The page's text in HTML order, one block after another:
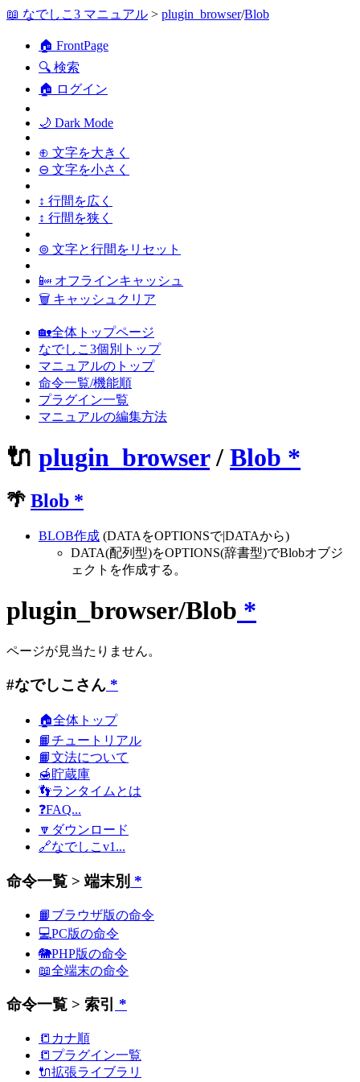
📖 なでしこ3 マニュアル > plugin_browser/Blob
🏠 FrontPage
🔍 検索
🏠 ログイン
🌙 Dark Mode
⊕ 文字を大きく
⊖ 文字を小さく
↕ 行間を広く
↕ 行間を狭く
⊚ 文字と行間をリセット
📴 オフラインキャッシュ
🗑 キャッシュクリア
🏡全体トップページ
なでしこ3個別トップ
マニュアルのトップ
命令一覧/機能順
プラグイン一覧
マニュアルの編集方法
🔌 plugin_browser/ Blob *
🌴 Blob *
BLOB作成 (DATAをOPTIONSで|DATAから)
DATA(配列型)をOPTIONS(辞書型)でBlobオブジ
ェクトを作成する。
plugin_browser/Blob *
ページが見当たりません。
#なでしこさん *
🏠全体トップ
📙チュートリアル
📙文法について
🍯貯蔵庫
👣ランタイムとは
❓FAQ...
🔽ダウンロード
🔗なでしこv1...
命令一覧 > 端末別 *
📙ブラウザ版の命令
💻PC版の命令
🐘PHP版の命令
📖全端末の命令
命令一覧 > 索引 *
📒カナ順
📒プラグイン一覧
🔌拡張ライブラリ